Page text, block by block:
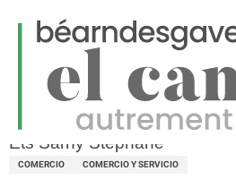
Menú
Página principal Ets Sarhy Stéphane
Ets Sarhy Stéphane
COMERCIO COMERCIO Y SERVICIO